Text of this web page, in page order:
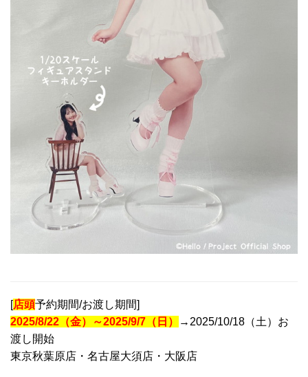
[店頭予約期間/お渡し期間]
2025/8/22 （金）～2025/9/7（日）
→2025/10/18（土）お
渡し開始
東京秋葉原店・名古屋大須店・大阪店